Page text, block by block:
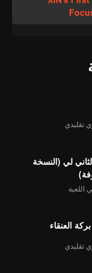
تقليدي
لي (النسخة
العنقاء
تقليدي